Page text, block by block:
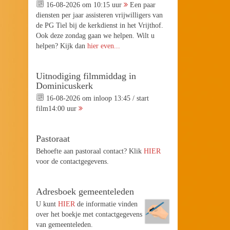
16-08-2026 om 10:15 uur
Een paar
diensten per jaar assisteren vrijwilligers van
de PG Tiel bij de kerkdienst in het Vrijthof.
Ook deze zondag gaan we helpen. Wilt u
helpen? Kijk danhier even...
Uitnodiging filmmiddag in
Dominicuskerk
16-08-2026 om inloop 13:45 / start
film14:00 uur
Pastoraat
Behoefte aan pastoraal contact? KlikHIER
voor de contactgegevens.
Adresboek gemeenteleden
U kuntHIER de informatie vinden
over het boekje met contactgegevens
van gemeenteleden.